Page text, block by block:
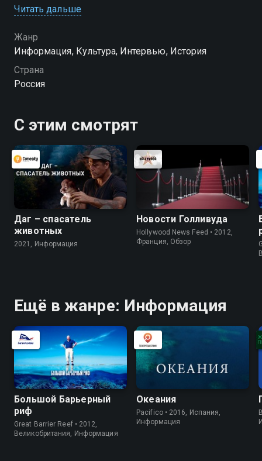
артист СССР Игорь Кириллов, композитор Владимир
Юшкявичюс
Читать дальше
Жанр
Информация, Культура, Интервью, История
Страна
Россия
С этим смотрят
Даг – спасатель
животных
2021, Информация
Новости Голливуда
Hollywood News Feed • 2012,
Франция, Обзор
Ещё в жанре: Информация
Большой Барьерный
риф
Great Barrier Reef • 2012,
Великобритания, Информация
Океания
Pacifico • 2016, Испания,
Информация